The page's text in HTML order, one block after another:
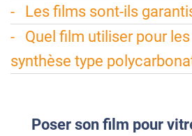
Les films sont-ils
Quel film utiliser pour
synthèse type
Poserson film pour